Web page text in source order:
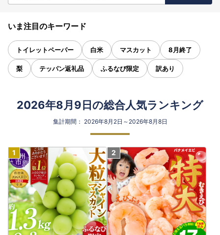
いま注目のキーワード
トイレットペーパー 白米 マスカット 8月終了
梨 テッパン返礼品 ふるなび限定 訳あり
2026年8月9日の総合人気ランキング
集計期間： 2026年8月2日～2026年8月8日